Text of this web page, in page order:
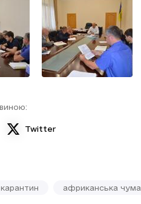
Twitter
карантин африканська чума